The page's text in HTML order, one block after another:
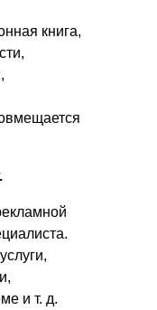
книга,
и т. д.